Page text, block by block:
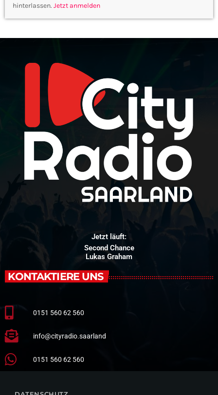
hinterlassen. Jetzt anmelden
Jetzt läuft:
Second Chance
Lukas Graham
KONTAKTIERE UNS
0151 560 62 560
info@cityradio.saarland
0151 560 62 560